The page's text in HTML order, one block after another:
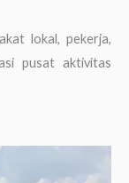
lokal, pekerja,
pusat aktivitas